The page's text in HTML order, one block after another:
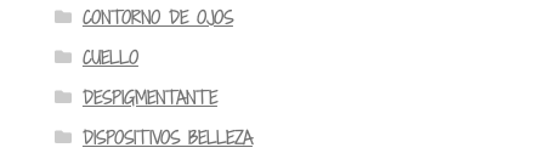
CONTORNO DE OJOS
CUELLO
DESPIGMENTANTE
DISPOSITIVOS BELLEZA